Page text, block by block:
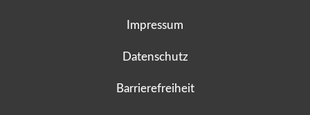
Impressum
Datenschutz
Barrierefreiheit